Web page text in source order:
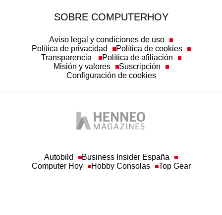
SOBRE COMPUTERHOY
Aviso legal y condiciones de uso
Política de privacidad
Política de cookies
Transparencia
Política de afiliación
Misión y valores
Suscripción
Configuración de cookies
Autobild
Business Insider España
Computer Hoy
Hobby Consolas Top Gear